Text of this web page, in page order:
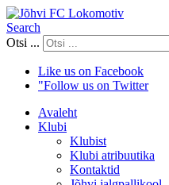
Search
Otsi ...
Like us on Facebook
"Follow us on Twitter
Avaleht
Klubi
Klubist
Klubi atribuutika
Kontaktid